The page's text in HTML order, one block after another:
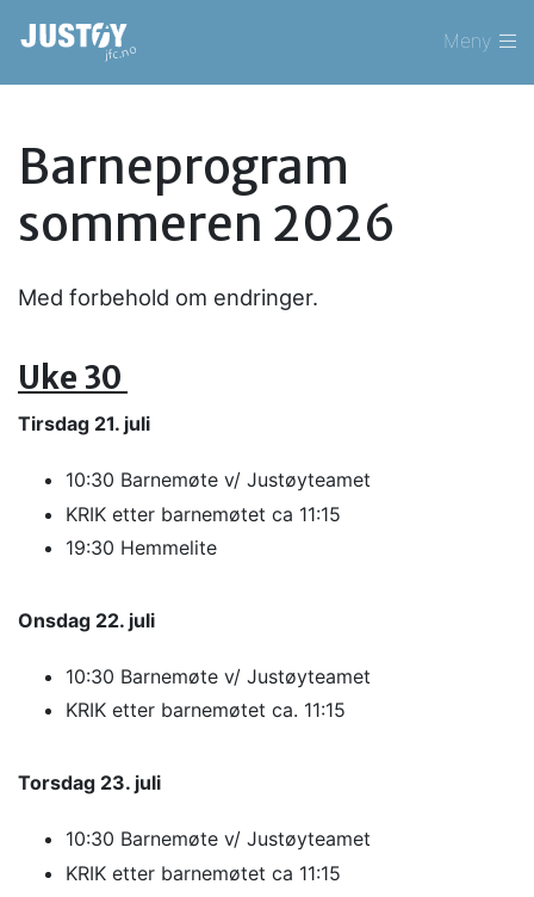
Meny
Barneprogram
sommeren 2026
Med forbehold om endringer.
Uke 30
Tirsdag 21. juli
10:30 Barnemøte v/ Justøyteamet
KRIK etter barnemøtet ca 11:15
19:30 Hemmelite
Onsdag 22. juli
10:30 Barnemøte v/ Justøyteamet
KRIK etter barnemøtet ca. 11:15
Torsdag 23. juli
10:30 Barnemøte v/ Justøyteamet
KRIK etter barnemøtet ca 11:15